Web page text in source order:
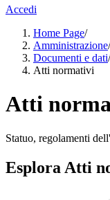
Accedi
Home Page/
Amministrazione/
Documenti e dati/
Atti normativi
Atti
Statuo, regolamenti
Esplora Atti